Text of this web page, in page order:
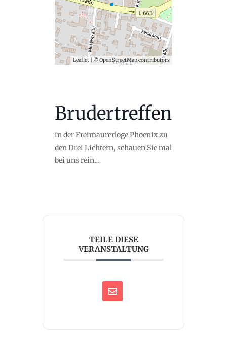
Leaflet | ©OpenStreetMapcontributors
Brudertreffen
in der Freimaurerloge Phoenix zu
den Drei Lichtern, schauen Sie mal
bei uns rein…
TEILE DIESE
VERANSTALTUNG